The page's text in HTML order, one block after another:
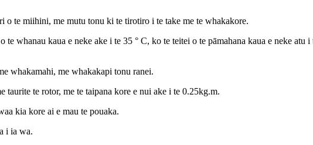
te miihini, me mutu tonu ki te tirotiro i te take me te whakakore.
whanau kaua e neke ake i te 35 ° C, ko te teitei o te pāmahana kaua e neke
whakamahi, me whakakapi tonu ranei.
te rotor, me te taipana kore e nui ake i te 0.25kg.m.
kia kore ai e mau te pouaka.
i ia wa.